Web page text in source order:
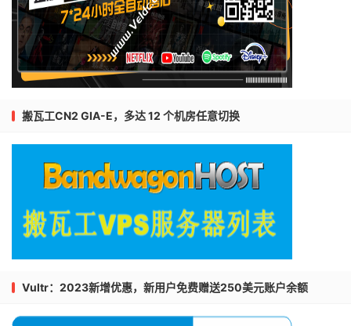
搬瓦工CN2 GIA-E，多达 12 个机房任意切换
Vultr：2023新增优惠，新用户免费赠送250美元账户余额